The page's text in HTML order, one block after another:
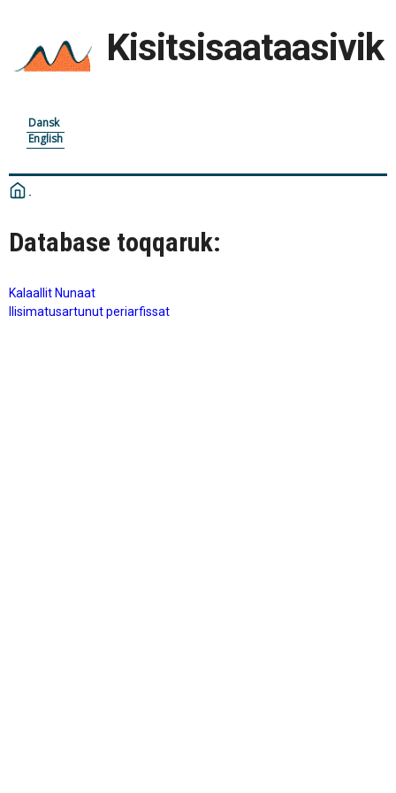
Kisitsisaataasivik
Dansk
English
Database toqqaruk:
Kalaallit Nunaat
Ilisimatusartunut periarfissat